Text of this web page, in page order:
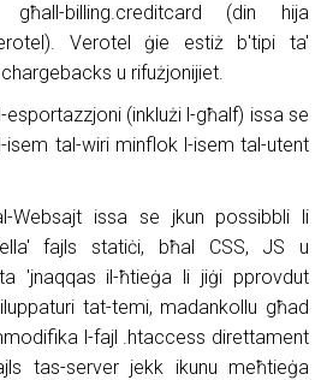
billing.creditcard (din hija
Verotel ġie estiż b'tipi ta'
u rifużjonijiet.
(inklużi l-għalf) issa se
isem tal-wiri minflok l-isem tal-utent
Websajt issa se jkun possibbli li
fajls statiċi, bħal CSS, JS u
'jnaqqas il-ħtieġa li jiġi pprovdut
tat-temi, madankollu għad
l-fajl .htaccess direttament
tas-server jekk ikunu meħtieġa